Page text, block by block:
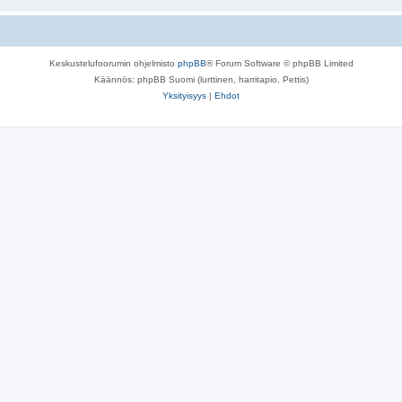
Keskustelufoorumin ohjelmisto phpBB® Forum Software © phpBB Limited
Käännös: phpBB Suomi (lurttinen, harritapio, Pettis)
Yksityisyys | Ehdot